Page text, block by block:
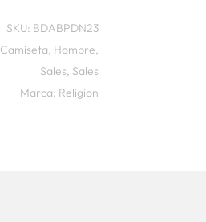
SKU: BDABPDN23
Camiseta, Hombre,
Sales, Sales
Marca: Religion